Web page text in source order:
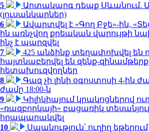
5
Արտակարգ դեպք Սևանում.
(լուսանկարներ)
6
Ավարտվել է «Գող Բջե»-ին,
ին առնչվող քրեական վարույթի
ինչ է պարզվել
7
425 անձինք տեղափոխվել են
հայտնաբերվել են զենք-
հետախուզվողներ
8
Գազ չի լինի օգոստոսի 4-ին
ժամը 18:00-ն
9
Կիլիկիայում կրակոցներով
«ռազբորկայի» բացառիկ
հրապարակվել
10
Սպանություն՝ ուղիղ եթերում